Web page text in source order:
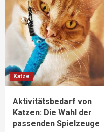
Katze
Aktivitätsbedarf von
Katzen: Die Wahl der
passenden Spielzeuge